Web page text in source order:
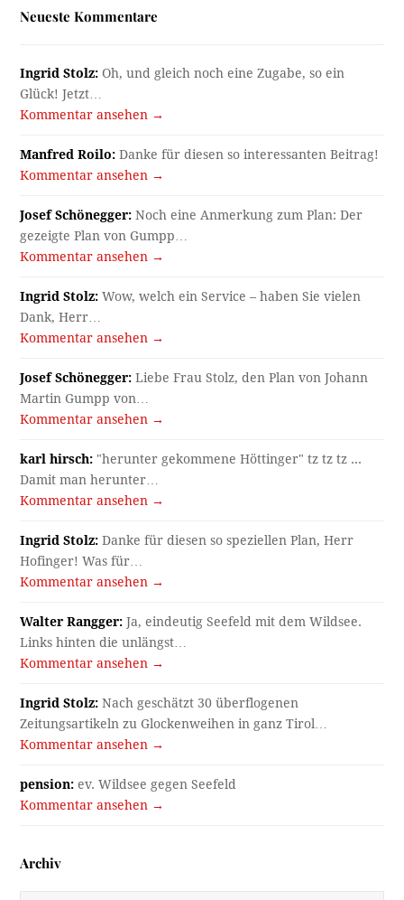
Neueste Kommentare
Ingrid Stolz: Oh, und gleich noch eine Zugabe, so ein
Glück! Jetzt…
Kommentar ansehen →
Manfred Roilo: Danke für diesen so interessanten Beitrag!
Kommentar ansehen →
Josef Schönegger: Noch eine Anmerkung zum Plan: Der
gezeigte Plan von Gumpp…
Kommentar ansehen →
Ingrid Stolz: Wow, welch ein Service – haben Sie vielen
Dank, Herr…
Kommentar ansehen →
Josef Schönegger: Liebe Frau Stolz, den Plan von Johann
Martin Gumpp von…
Kommentar ansehen →
karl hirsch: "herunter gekommene Höttinger" tz tz tz ...
Damit man herunter…
Kommentar ansehen →
Ingrid Stolz: Danke für diesen so speziellen Plan, Herr
Hofinger! Was für…
Kommentar ansehen →
Walter Rangger: Ja, eindeutig Seefeld mit dem Wildsee.
Links hinten die unlängst…
Kommentar ansehen →
Ingrid Stolz: Nach geschätzt 30 überflogenen
Zeitungsartikeln zu Glockenweihen in ganz Tirol…
Kommentar ansehen →
pension: ev. Wildsee gegen Seefeld
Kommentar ansehen →
Archiv